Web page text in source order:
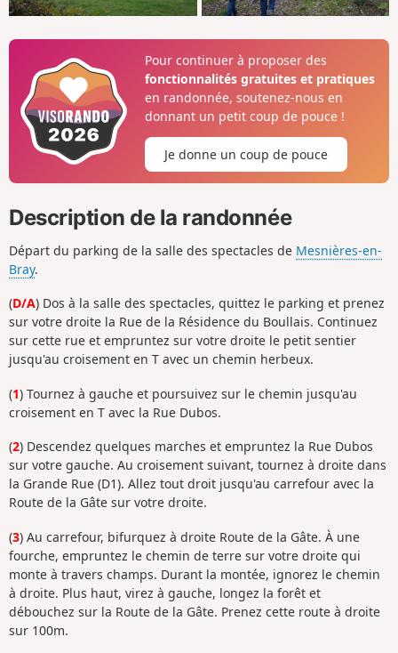
Pour continuer à proposer des
fonctionnalités gratuites et pratiques
en randonnée, soutenez-nous en
donnant un petit coup de pouce !
Je donne un coup de pouce
Description de la randonnée
Départ du parking de la salle des spectacles de Mesnières-en-
Bray.
(D/A) Dos à la salle des spectacles, quittez le parking et prenez
sur votre droite la Rue de la Résidence du Boullais. Continuez
sur cette rue et empruntez sur votre droite le petit sentier
jusqu'au croisement en T avec un chemin herbeux.
(1) Tournez à gauche et poursuivez sur le chemin jusqu'au
croisement en T avec la Rue Dubos.
(2) Descendez quelques marches et empruntez la Rue Dubos
sur votre gauche. Au croisement suivant, tournez à droite dans
la Grande Rue (D1). Allez tout droit jusqu'au carrefour avec la
Route de la Gâte sur votre droite.
(3) Au carrefour, bifurquez à droite Route de la Gâte. À une
fourche, empruntez le chemin de terre sur votre droite qui
monte à travers champs. Durant la montée, ignorez le chemin
à droite. Plus haut, virez à gauche, longez la forêt et
débouchez sur la Route de la Gâte. Prenez cette route à droite
sur 100m.